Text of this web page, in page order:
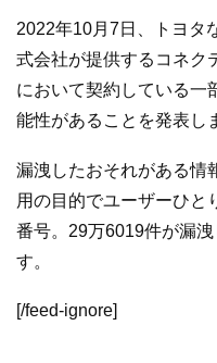
2022年10月7日、トヨタ
式会社が提供するコネク
において契約している一
能性があることを発表し
漏洩したおそれがある情
用の目的でユーザーひと
番号。29万6019件が漏
す。
[/feed-ignore]